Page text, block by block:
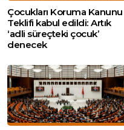
Çocukları Koruma Kanunu
Teklifi kabul edildi: Artık
‘adli süreçteki çocuk’
denecek